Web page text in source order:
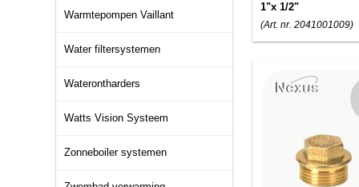
Warmtepompen Vaillant
Water filtersystemen
Waterontharders
Watts Vision Systeem
Zonneboiler systemen
1"x 1/2"
(Art. nr. 2041001009)